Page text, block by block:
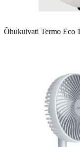
Õhukuivati Termo Eco